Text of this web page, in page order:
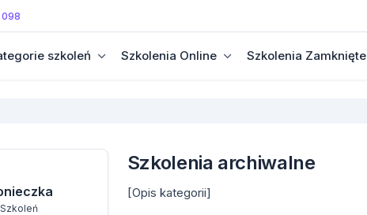
098
szkoleń Szkolenia Online Szkolenia Zamknięte
Szkolenia archiwalne
[Opis kategorii]